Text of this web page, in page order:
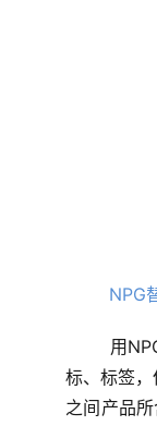
NPG
用
标、标签
之间产品